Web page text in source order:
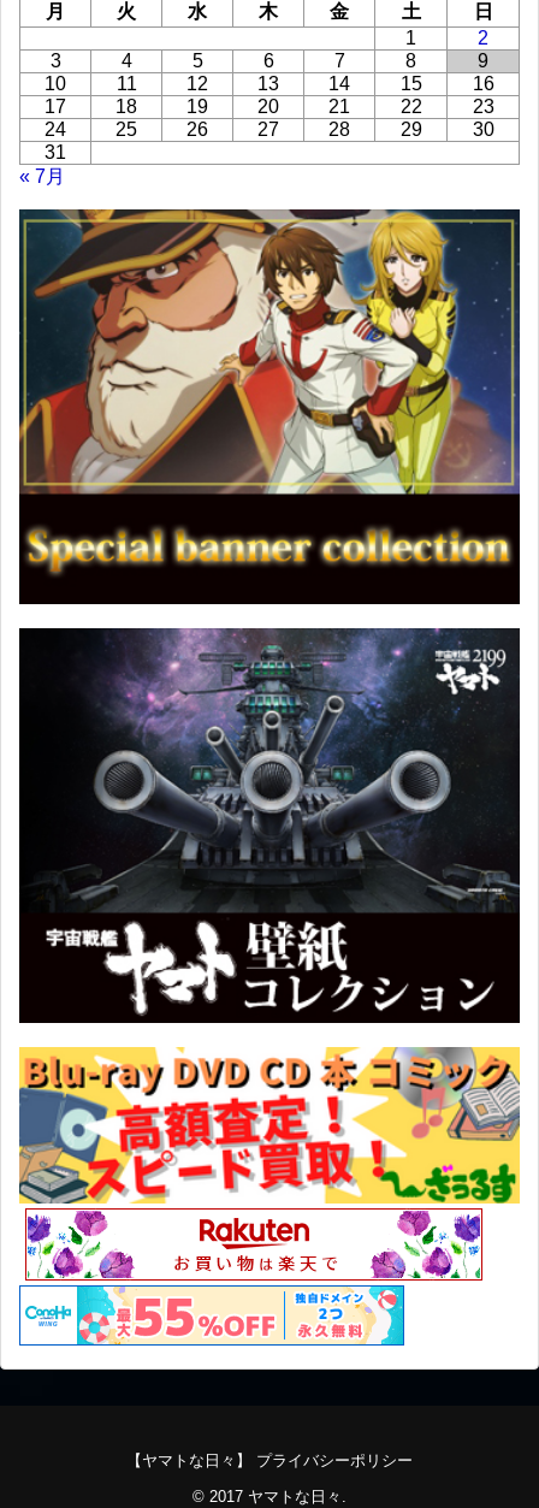
月
火 水 木 金 土
日
1
2
3
4 5 6 7 8
9
10
11 12 13 14 15
16
17
18 19 20 21 22
23
24
25 26 27 28 29
30
31
« 7月
【ヤマトな日々】 プライバシーポリシー
© 2017 ヤマトな日々 .